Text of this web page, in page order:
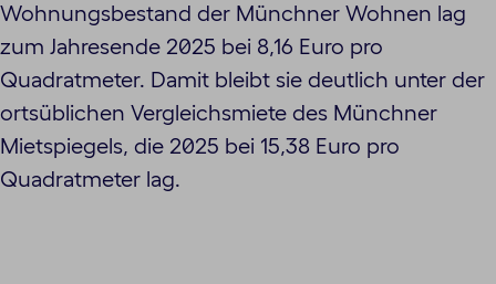
Wohnungsbestand der Münchner Wohnen lag
zum Jahresende 2025 bei 8,16 Euro pro
Quadratmeter. Damit bleibt sie deutlich unter der
ortsüblichen Vergleichsmiete des Münchner
Mietspiegels, die 2025 bei 15,38 Euro pro
Quadratmeter lag.